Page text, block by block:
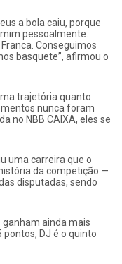
a bola caiu, porque
pessoalmente.
Conseguimos
basquete”, afirmou o
trajetória quanto
nunca foram
no NBB CAIXA, eles se
uma carreira que o
da competição —
disputadas, sendo
ainda mais
DJ é o quinto